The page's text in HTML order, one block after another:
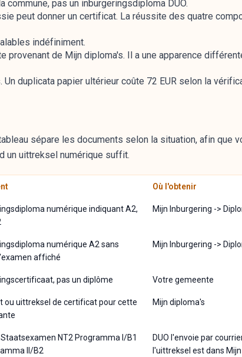
pas un inburgeringsdiploma DUO.
peut donner un certificat. La réussite des quatre
indéfiniment.
de Mijn diploma's. Il a une apparence
duplicata papier ultérieur coûte 72 EUR selon la
sépare les documents selon la situation, afin que
un uittreksel numérique suffit.
Où l'obtenir
numérique indiquant A2,
Mijn Inburgering ->
numérique A2 sans
affiché
Mijn Inburgering ->
pas un diplôme Votre gemeente
ou uittreksel de certificat pour cette
Mijn diploma's
NT2 Programma I/B1
II/B2
DUO l'envoie par
l'uittreksel est dans